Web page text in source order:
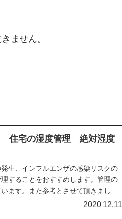
ません。
住宅の湿度管理 絶対湿度
生、インフルエンザの感染リスクの
することをおすすめします。管理の
ます。また参考とさせて頂きました
2020.12.11